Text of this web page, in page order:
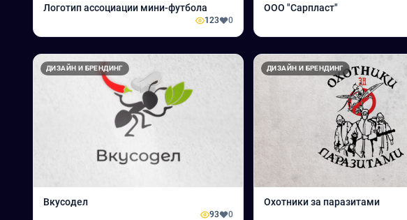
Логотип ассоциации мини-футбола
123 0
ООО "Сарпласт"
ДИЗАЙН И БРЕНДИНГ
Вкусодел
93 0
ДИЗАЙН И БРЕНДИНГ
Охотники за паразитами